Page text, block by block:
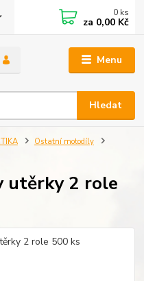
Menu
Hledat
0 ks
za 0,00 Kč
Ostatní motodíly
utěrky 2 role